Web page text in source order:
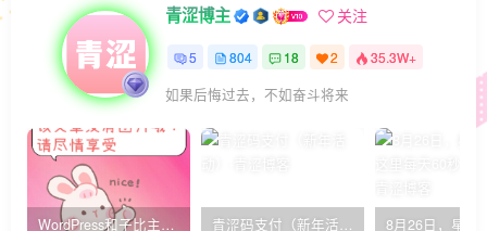
青涩博主 关注
5 804 18 2 35.3W+
如果后悔过去，不如奋斗将来
WordPress和子比主题模板&网站美化方法教程-已更新到:23-01-8 青涩码支付（新年活动）